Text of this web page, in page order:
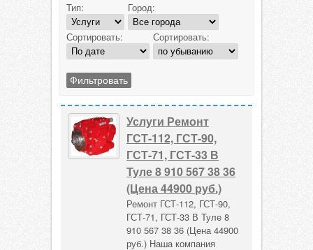
Тип: Город:
Сортировать: Сортировать:
Услуги Ремонт
ГСТ-112, ГСТ-90,
ГСТ-71, ГСТ-33 В
Туле 8 910 567 38 36
(Цена 44900 руб.)
Ремонт ГСТ-112, ГСТ-90,
ГСТ-71, ГСТ-33 В Туле 8
910 567 38 36 (Цена 44900
руб.) Наша компания